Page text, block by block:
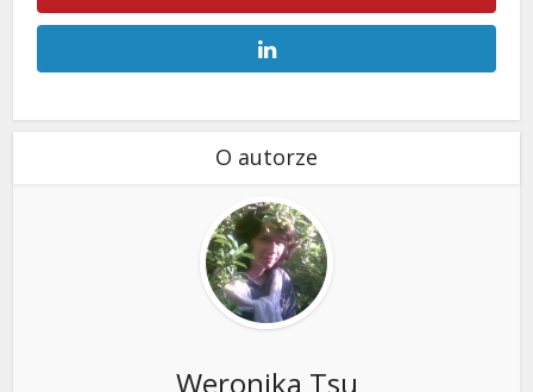
O autorze
Weronika Tsu